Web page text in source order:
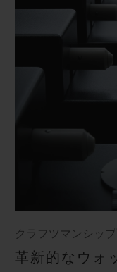
クラフツマンシップ
革新的なウォ